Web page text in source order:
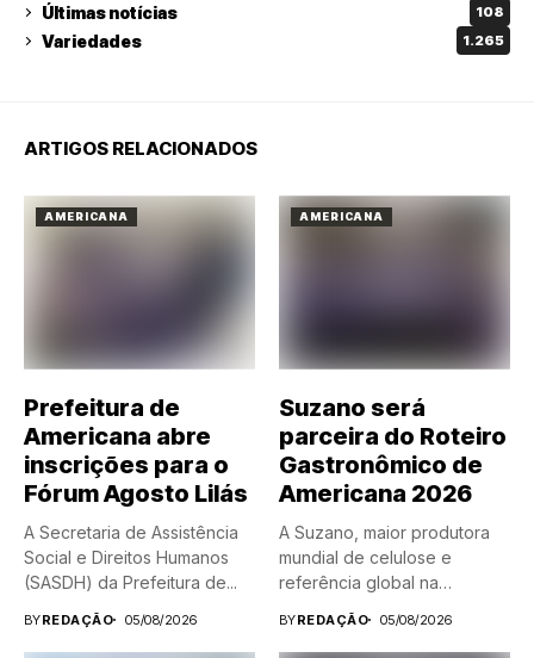
Últimas notícias 108
Variedades 1.265
ARTIGOS RELACIONADOS
AMERICANA
Prefeitura de
Americana abre
inscrições para o
Fórum Agosto Lilás
A Secretaria de Assistência
Social e Direitos Humanos
(SASDH) da Prefeitura de...
BYREDAÇÃO 05/08/2026
AMERICANA
Suzano será
parceira do Roteiro
Gastronômico de
Americana 2026
A Suzano, maior produtora
mundial de celulose e
referência global na
BYREDAÇÃO 05/08/2026